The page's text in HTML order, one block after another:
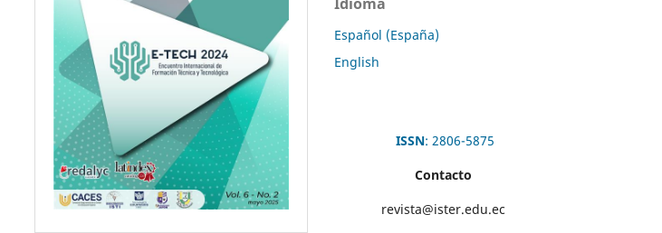
Español (España)
English
ISSN: 2806-5875
Contacto
revista@ister.edu.ec